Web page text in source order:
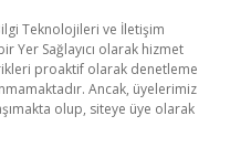
Teknolojileri ve İletişim
Yer Sağlayıcı olarak hizmet
proaktif olarak denetleme
Ancak, üyelerimiz
olup, siteye üye olarak